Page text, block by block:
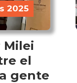
el
gente
2025